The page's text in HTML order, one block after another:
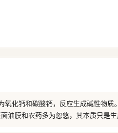
氧化钙和碳酸钙，反应生成碱性物
油膜和农药多为忽悠，其本质只是生